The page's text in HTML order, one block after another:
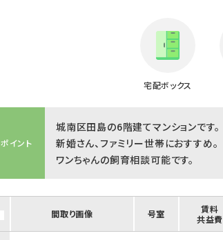
宅配ボックス
ポイント
城南区田島の6階建てマンションです。
新婚さん、ファミリー世帯におすすめ。
ワンちゃんの飼育相談可能です。
間取り画像 号室
賃料
共益費